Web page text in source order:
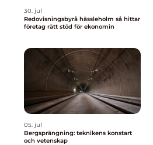
30. jul
Redovisningsbyrå hässleholm så hittar
företag rätt stöd för ekonomin
05. jul
Bergsprängning: teknikens konstart
och vetenskap